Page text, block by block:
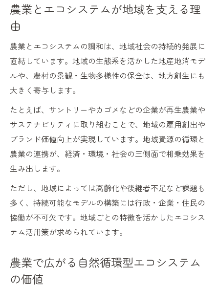
農業とエコシステムが地域を支える理
由
農業とエコシステムの調和は、地域社会の持続的発展に
直結しています。地域の生態系を活かした地産地消モデ
ルや、農村の景観・生物多様性の保全は、地方創生にも
大きく寄与します。
たとえば、サントリーやカゴメなどの企業が再生農業や
サステナビリティに取り組むことで、地域の雇用創出や
ブランド価値向上が実現しています。地域資源の循環と
農業の連携が、経済・環境・社会の三側面で相乗効果を
生み出します。
ただし、地域によっては高齢化や後継者不足など課題も
多く、持続可能なモデルの構築には行政・企業・住民の
協働が不可欠です。地域ごとの特徴を活かしたエコシス
テム活用策が求められています。
農業で広がる自然循環型エコシステム
の価値